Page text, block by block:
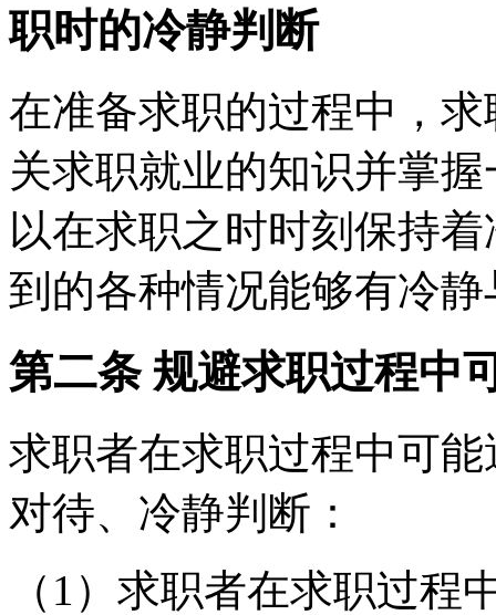
职时的冷静判断
在准备求职的过程中，
关求职就业的知识并掌
以在求职之时时刻保持
到的各种情况能够有冷
第二条 规避求职过程中
求职者在求职过程中可
对待、冷静判断：
（1）求职者在求职过